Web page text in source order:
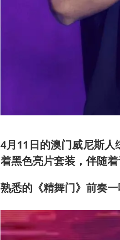
4月11日的澳门威尼斯
着黑色亮片套装，伴随着
熟悉的《精舞门》前奏一